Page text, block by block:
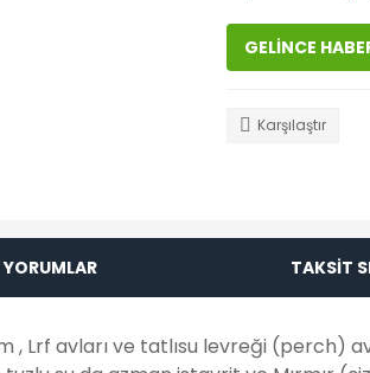
GELİNCE
Karşılaştır
YORUMLAR TAKSİT
, Lrf avları ve tatlısu levreği (perch)